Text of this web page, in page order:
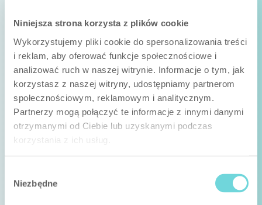
Niniejsza strona korzysta z plików cookie
Wykorzystujemy pliki cookie do spersonalizowania treści
i reklam, aby oferować funkcje społecznościowe i
analizować ruch w naszej witrynie. Informacje o tym, jak
korzystasz z naszej witryny, udostępniamy partnerom
społecznościowym, reklamowym i analitycznym.
Partnerzy mogą połączyć te informacje z innymi danymi
otrzymanymi od Ciebie lub uzyskanymi podczas
korzystania z ich usług.
zgody
Niezbędne